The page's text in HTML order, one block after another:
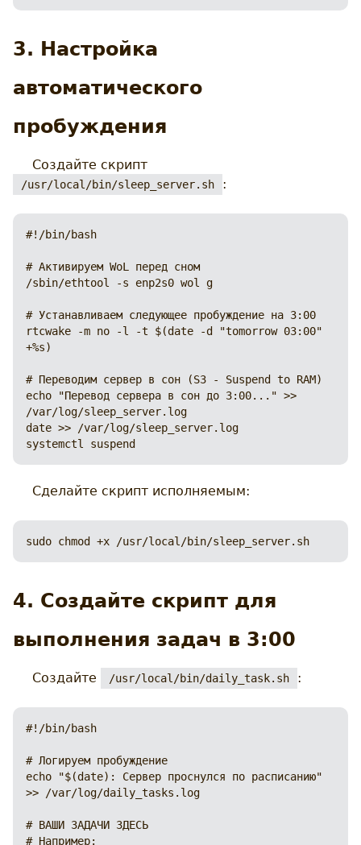
3. Настройка
автоматического
пробуждения
Создайте скрипт
/usr/local/bin/sleep_server.sh :
#!/bin/bash
# Активируем WoL перед сном
/sbin/ethtool -s enp2s0 wol g
# Устанавливаем следующее пробуждение на 3:00
rtcwake -m no -l -t $(date -d "tomorrow 03:00"
+%s)
# Переводим сервер в сон (S3 - Suspend to RAM)
echo "Перевод сервера в сон до 3:00..." >>
/var/log/sleep_server.log
date >> /var/log/sleep_server.log
systemctl suspend
Сделайте скрипт исполняемым:
sudo chmod +x /usr/local/bin/sleep_server.sh
4. Создайте скрипт для
выполнения задач в 3:00
Создайте /usr/local/bin/daily_task.sh :
#!/bin/bash
# Логируем пробуждение
echo "$(date): Сервер проснулся по расписанию"
>> /var/log/daily_tasks.log
# ВАШИ ЗАДАЧИ ЗДЕСЬ
# Например: